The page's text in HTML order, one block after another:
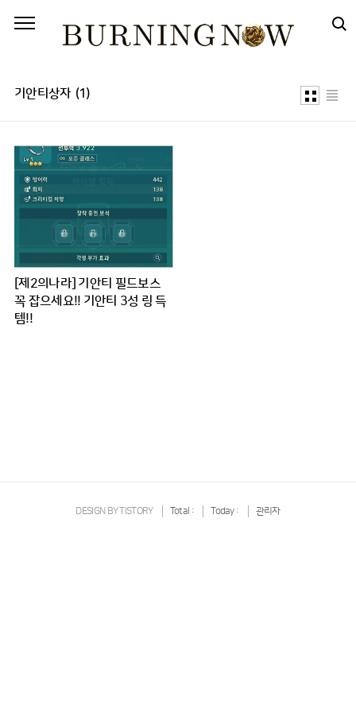
기안티상자 (1)
[제2의나라] 기안티 필드보스
꼭 잡으세요!! 기안티 3성 링 득
템!!
DESIGN BYTISTORY Total : Today : 관리자